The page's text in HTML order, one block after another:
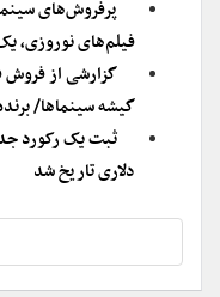
پرفروش‌های
فیلم‌های نوروزی،
گزارشی از فروش
گیشه سینماها/ برنده سیمرغ
دلاری تاریخ شد